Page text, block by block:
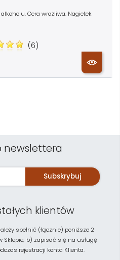
Cera wrażliwa. Nagietek
(6)
newslettera
Subskrybuj
klientów
spełnić (łącznie) poniższe 2
Sklepie; b) zapisać się na usługę
rejestracji konta Klienta.